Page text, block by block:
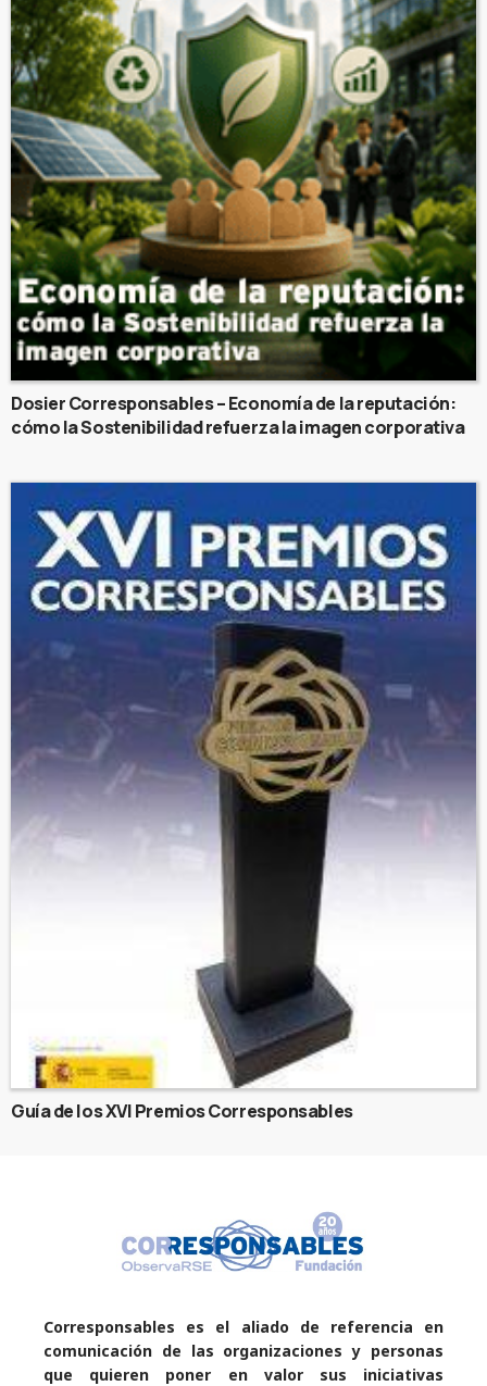
Dosier Corresponsables – Economía de la reputación:
cómo la Sostenibilidad refuerza la imagen corporativa
Guía de los XVI Premios Corresponsables
Corresponsables es el aliado de referencia en
comunicación de las organizaciones y personas
que quieren poner en valor sus iniciativas